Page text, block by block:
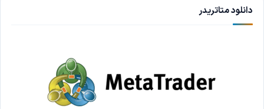
دانلود متاتریدر